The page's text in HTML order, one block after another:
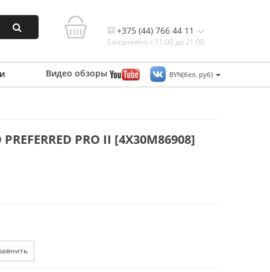
+375 (44) 766 44 11
Ежедневно с 11:00 до 21:00
Видео обзоры BYN(бел. руб)
PRO II [4X30M86908]